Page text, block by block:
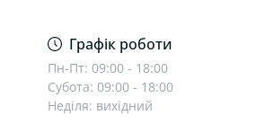
Графік роботи
Пн-Пт: 09:00 - 18:00
Субота: 09:00 - 18:00
Неділя: вихідний